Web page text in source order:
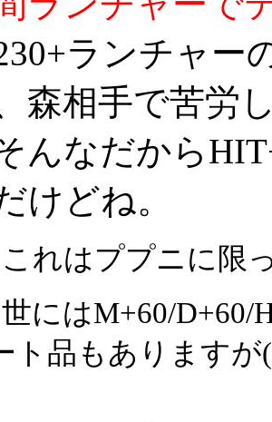
ランチャー
森相手で苦労
んなだから
けどね。
れはププニに限
にはM+60/D+60/
ト品もありますが